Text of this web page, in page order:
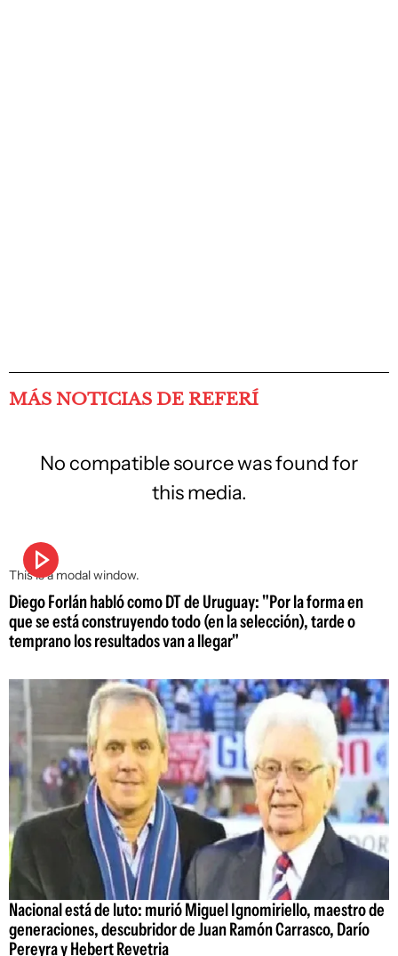
MÁS NOTICIAS DE REFERÍ
This is a modal window.
No compatible source was found for
this media.
Diego Forlán habló como DT de Uruguay: "Por la forma en
que se está construyendo todo (en la selección), tarde o
temprano los resultados van a llegar"
Nacional está de luto: murió Miguel Ignomiriello, maestro de
generaciones, descubridor de Juan Ramón Carrasco, Darío
Pereyra y Hebert Revetria